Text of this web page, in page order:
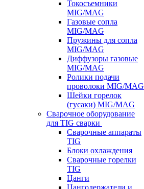
Токосъемники
MIG/MAG
Газовые сопла
MIG/MAG
Пружины для сопла
MIG/MAG
Диффузоры газовые
MIG/MAG
Ролики подачи
проволоки MIG/MAG
Шейки горелок
(гусаки) MIG/MAG
Сварочное оборудование
для TIG сварки
Сварочные аппараты
TIG
Блоки охлаждения
Сварочные горелки
TIG
Цанги
Цангодержатели и